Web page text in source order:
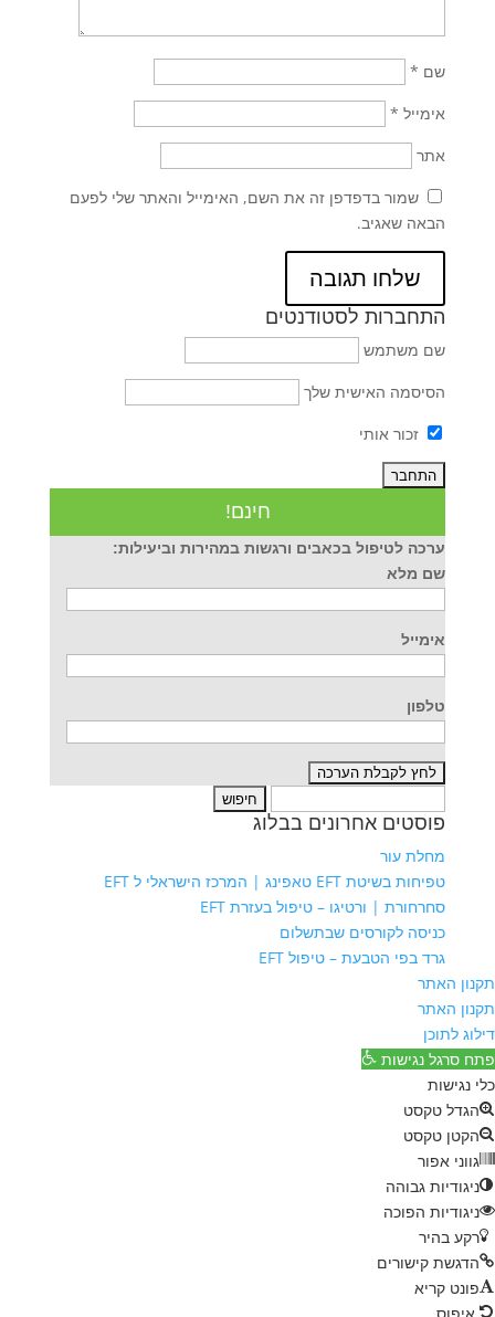
שם *
אימייל *
אתר
שמור בדפדפן זה את השם, האימייל והאתר שלי לפעם
הבאה שאגיב.
התחברות לסטודנטים
שם משתמש
הסיסמה האישית שלך
זכור אותי
חינם!
ערכה לטיפול בכאבים ורגשות במהירות וביעילות:
שם מלא
אימייל
טלפון
פוסטים אחרונים בבלוג
מחלת עור
טפיחות בשיטת EFT טאפינג | המרכז הישראלי ל EFT
סחרחורת | ורטיגו – טיפול בעזרת EFT
כניסה לקורסים שבתשלום
גרד בפי הטבעת – טיפול EFT
תקנון האתר
תקנון האתר
דילוג לתוכן
פתח סרגל נגישות
כלי נגישות
הגדל טקסט
הקטן טקסט
גווני אפור
ניגודיות גבוהה
ניגודיות הפוכה
רקע בהיר
הדגשת קישורים
פונט קריא